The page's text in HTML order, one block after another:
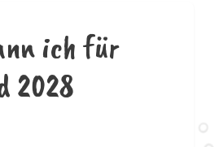
ich für
2028